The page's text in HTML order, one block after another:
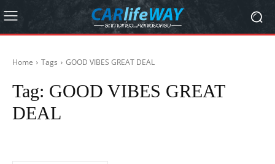
Home Tags GOOD VIBES GREAT DEAL
Tag: GOOD VIBES GREAT
DEAL